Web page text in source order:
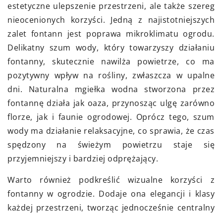
estetyczne ulepszenie przestrzeni, ale także szereg
nieocenionych korzyści. Jedną z najistotniejszych
zalet fontann jest poprawa mikroklimatu ogrodu.
Delikatny szum wody, który towarzyszy działaniu
fontanny, skutecznie nawilża powietrze, co ma
pozytywny wpływ na rośliny, zwłaszcza w upalne
dni. Naturalna mgiełka wodna stworzona przez
fontannę działa jak oaza, przynosząc ulgę zarówno
florze, jak i faunie ogrodowej. Oprócz tego, szum
wody ma działanie relaksacyjne, co sprawia, że czas
spędzony na świeżym powietrzu staje się
przyjemniejszy i bardziej odprężający.
Warto również podkreślić wizualne korzyści z
fontanny w ogrodzie. Dodaje ona elegancji i klasy
każdej przestrzeni, tworząc jednocześnie centralny